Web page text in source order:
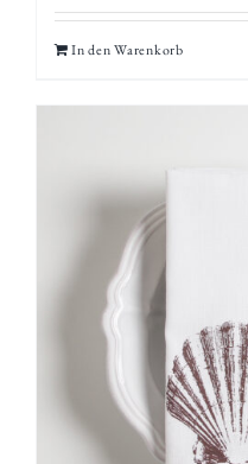
In den Warenkorb